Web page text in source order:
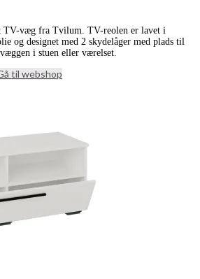
TV-væg fra Tvilum. TV-reolen er lavet i
og designet med 2 skydelåger med plads til
i stuen eller værelset.
til webshop